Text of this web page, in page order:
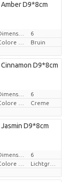
D9*8cm
6
Bruin
D9*8cm
6
Creme
D9*8cm
6